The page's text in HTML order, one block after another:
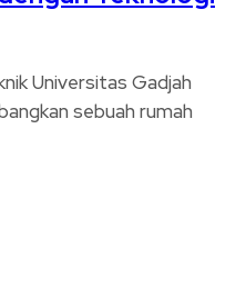
Universitas Gadjah
sebuah rumah